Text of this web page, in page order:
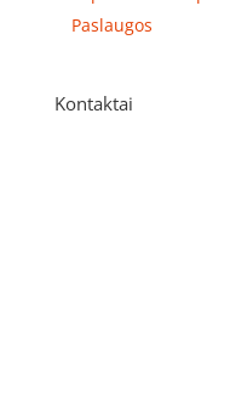
Paslaugos
Kontaktai